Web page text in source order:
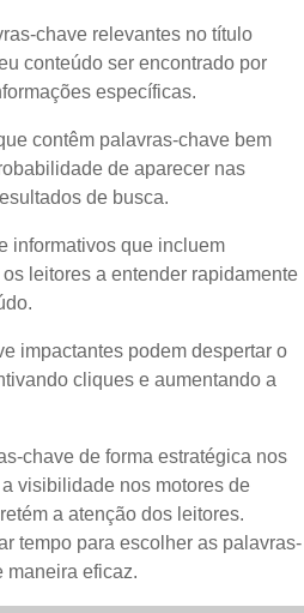
chave relevantes no título
conteúdo ser encontrado por
específicas.
contêm palavras-chave bem
de aparecer nas
de busca.
informativos que incluem
leitores a entender rapidamente
impactantes podem despertar o
cliques e aumentando a
chave de forma estratégica nos
visibilidade nos motores de
a atenção dos leitores.
tempo para escolher as palavras-
maneira eficaz.